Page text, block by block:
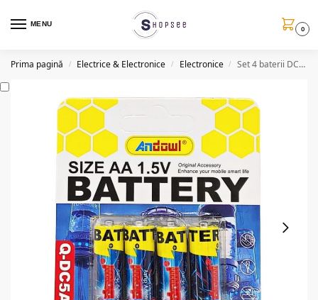
MENU
0
Prima pagină / Electrice & Electronice / Electronice / Set 4 baterii DC5A, LR6, tip AA, 1.5V